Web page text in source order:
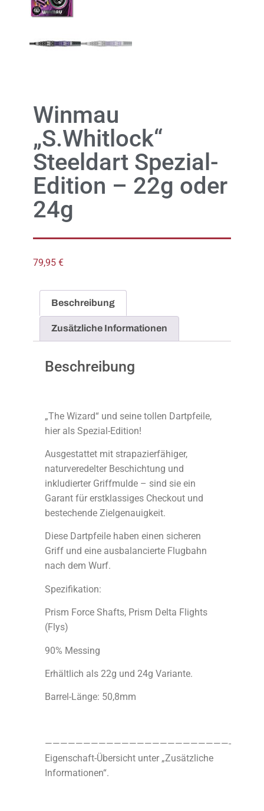
Winmau
„S.Whitlock“
Steeldart Spezial-
Edition – 22g oder
24g
79,95 €
Beschreibung
Zusätzliche Informationen
Beschreibung
„The Wizard“ und seine tollen Dartpfeile,
hier als Spezial-Edition!
Ausgestattet mit strapazierfähiger,
naturveredelter Beschichtung und
inkludierter Griffmulde – sind sie ein
Garant für erstklassiges Checkout und
bestechende Zielgenauigkeit.
Diese Dartpfeile haben einen sicheren
Griff und eine ausbalancierte Flugbahn
nach dem Wurf.
Spezifikation:
Prism Force Shafts, Prism Delta Flights
(Flys)
90% Messing
Erhältlich als 22g und 24g Variante.
Barrel-Länge: 50,8mm
————————————————————————-
Eigenschaft-Übersicht unter „Zusätzliche
Informationen“.